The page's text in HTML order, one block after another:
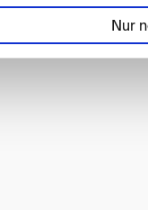
Nur